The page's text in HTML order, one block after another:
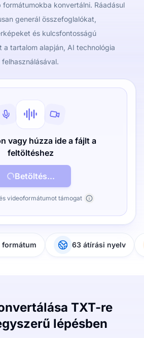
formátumokba konvertálni. Ráadásul
generál összefoglalókat,
és kulcsfontosságú
a tartalom alapján, AI technológia
felhasználásával.
vagy húzza ide a fájlt a
feltöltéshez
Betöltés...
videoformátumot támogat
formátum 63 átírási nyelv
TXT-re
lépésben